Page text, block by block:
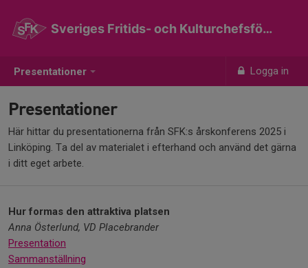
Presentationer Logga in
Sveriges Fritids- och Kulturchefsförening
Presentationer
Här hittar du presentationerna från SFK:s årskonferens 2025 i
Linköping. Ta del av materialet i efterhand och använd det gärna
i ditt eget arbete.
Hur formas den attraktiva platsen
Anna Österlund, VD Placebrander
Presentation
Sammanställning